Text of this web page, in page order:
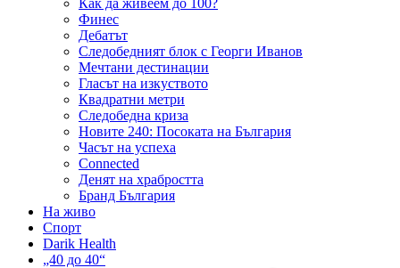
Как да живеем до 100?
Финес
Дебатът
Следобедният блок с Георги Иванов
Мечтани дестинации
Гласът на изкуството
Квадратни метри
Следобедна криза
Новите 240: Посоката на България
Часът на успеха
Connected
Денят на храбростта
Бранд България
На живо
Спорт
Darik Health
„40 до 40“